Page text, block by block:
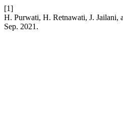
[1]
H. Purwati, H. Retnawati, J. Jailani,
Sep. 2021.